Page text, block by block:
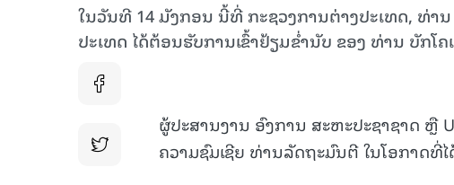
ໃນວັນທີ 14 ມັງກອນ ນີ້ທີ່ ກະຊວງການຕ່າງປະເທດ, ທ່
ປະເທດ ໄດ້ຕ້ອນຮັບການເຂົ້າຢ້ຽມຂໍ່ານັບ ຂອງ ທ່ານ ບັກໂ
ຜູ້ປະສານງານ ອົງການ ສະຫະປະຊາຊາດ ຫຼື
ຄວາມຊົມເຊີຍ ທ່ານລັດຖະມົນຕີ ໃນໂອກາດ